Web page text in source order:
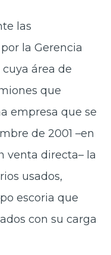
las
la Gerencia
área de
que
empresa que se
de 2001 –en
venta directa– la
usados,
escoria que
con su carga